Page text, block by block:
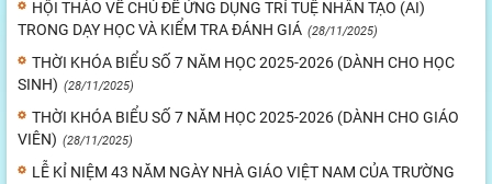
HỘI THẢO VỀ CHỦ ĐỀ ỨNG DỤNG TRÍ TUỆ NHÂN TẠO (AI)
TRONG DẠY HỌC VÀ KIỂM TRA ĐÁNH GIÁ (28/11/2025)
THỜI KHÓA BIỂU SỐ 7 NĂM HỌC 2025-2026 (DÀNH CHO HỌC
SINH) (28/11/2025)
THỜI KHÓA BIỂU SỐ 7 NĂM HỌC 2025-2026 (DÀNH CHO GIÁO
VIÊN) (28/11/2025)
LỄ KỈ NIỆM 43 NĂM NGÀY NHÀ GIÁO VIỆT NAM CỦA TRƯỜNG